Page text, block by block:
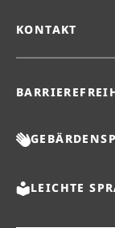
KONTAKT
LEICHTE